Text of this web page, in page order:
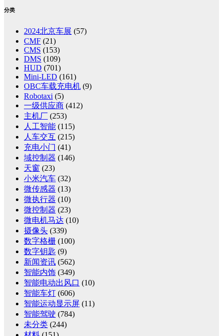
分类
2024北京车展 (57)
CMF (21)
CMS (153)
DMS (109)
HUD (701)
Mini-LED (161)
OBC车载充电机 (9)
Robotaxi (5)
一级供应商 (412)
主机厂 (253)
人工智能 (115)
人车交互 (215)
充电小门 (41)
域控制器 (146)
天窗 (23)
小米汽车 (32)
微传感器 (13)
微执行器 (10)
微控制器 (23)
微电机马达 (10)
摄像头 (339)
数字格栅 (100)
数字钥匙 (9)
新闻资讯 (562)
智能内饰 (349)
智能电动出风口 (10)
智能车灯 (606)
智能运动显示屏 (11)
智能驾驶 (784)
未分类 (244)